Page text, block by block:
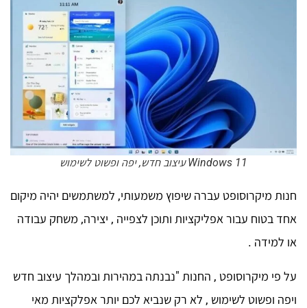
Windows 11 עיצוב חדש, יפה ופשוט לשימוש
חנות מיקרוסופט עברה שיפוץ משמעותי, למשתמשים יהיה מיקום
אחד בטוח עבור אפליקציות ותוכן לצפייה , יצירה, משחק עבודה
או למידה .
על פי מיקרוסופט , החנות "נבנתה במהירות ובמהלך עיצוב חדש
ויפה ופשוט לשימוש , לא רק שנביא לכם יותר אפלקציות מאי